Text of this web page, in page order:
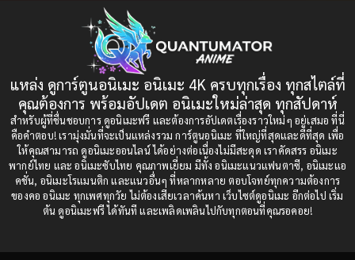
Bondage (ทาส)(1)
(1)
Censored (เซ็นเซอร์)(19)
Comedy (ตลก)(235)
Comedy (ตลก)(85)
Comic Book การ์ตูน(1)
1997
1993
1991
1989
1988
1987
1985
1984
1983
1982
1981
1980
1979
แหล่ง ดูการ์ตูนอนิเมะ อนิเมะ 4K ครบทุกเรื่อง ทุกสไตล์ที่
คุณต้องการ พร้อมอัปเดต อนิเมะใหม่ล่าสุด ทุกสัปดาห์
สำหรับผู้ที่ชื่นชอบการ ดูอนิเมะฟรี และต้องการอัปเดตเรื่องราวใหม่ๆ อยู่เสมอ ที่นี่
คือคำตอบ! เรามุ่งมั่นที่จะเป็นแหล่งรวม การ์ตูนอนิเมะ ที่ใหญ่ที่สุดและดีที่สุด เพื่อ
ให้คุณสามารถ ดูอนิเมะออนไลน์ ได้อย่างต่อเนื่องไม่มีสะดุด เราคัดสรร อนิเมะ
พากย์ไทย และ อนิเมะซับไทย คุณภาพเยี่ยม มีทั้ง อนิเมะแนวแฟนตาซี, อนิเมะแอ
คชั่น, อนิเมะโรแมนติก และแนวอื่นๆ ที่หลากหลาย ตอบโจทย์ทุกความต้องการ
ของคอ อนิเมะ ทุกเพศทุกวัย ไม่ต้องเสียเวลาค้นหา เว็บไซต์ดูอนิเมะ อีกต่อไป เริ่ม
ต้น ดูอนิเมะฟรี ได้ทันที และเพลิดเพลินไปกับทุกตอนที่คุณรอคอย!